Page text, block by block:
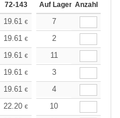
72-143 144-287 288 +
Auf Lager Anzahl
19.61 € 18.63
7
19.61 € 18.63
2
19.61 € 18.63€
11
19.61 € 18.63
3
19.61 € 18.63
4
22.20 € 21.10€
10